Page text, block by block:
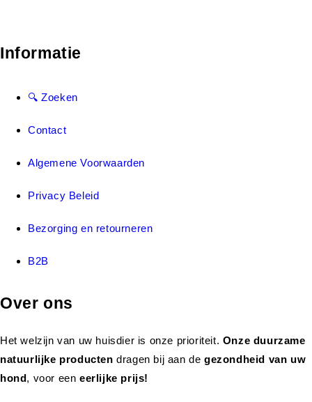
Informatie
🔍 Zoeken
Contact
Algemene Voorwaarden
Privacy Beleid
Bezorging en retourneren
B2B
Over ons
Het welzijn van uw huisdier is onze prioriteit. Onze duurzame
natuurlijke productendragen bij aan de gezondheid van uw
hond, voor eeneerlijke prijs!